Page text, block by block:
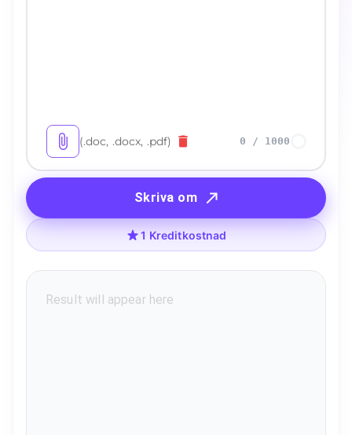
(.doc, .docx, .pdf) 0 / 1000
Skriva om
1 Kreditkostnad